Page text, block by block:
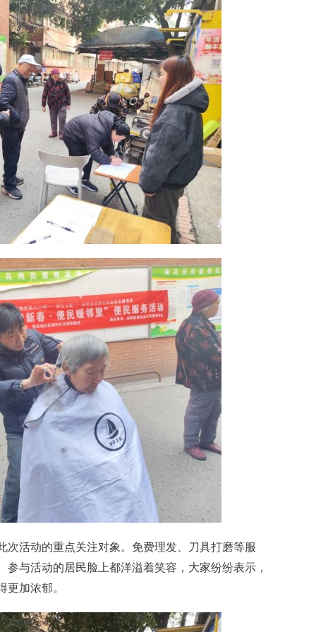
次活动的重点关注对象。免费理发、刀具打磨等服
与活动的居民脸上都洋溢着笑容，大家纷纷表示，
更加浓郁。